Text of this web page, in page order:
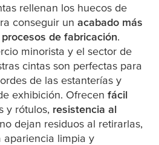
rellenan los huecos de
conseguir un acabado más
de fabricación.
minorista y el sector de
cintas son perfectas para
de las estanterías y
exhibición. Ofrecen fácil
y rótulos, resistencia al
dejan residuos al retirarlas,
apariencia limpia y